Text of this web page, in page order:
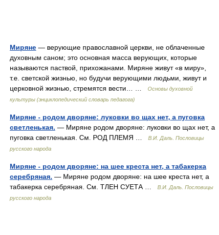
Миряне — верующие православной церкви, не облаченные
духовным саном; это основная масса верующих, которые
называются паствой, прихожанами. Миряне живут «в миру»,
т.е. светской жизнью, но будучи верующими людьми, живут и
церковной жизнью, стремятся вести… …
Основы духовной
культуры (энциклопедический словарь педагога)
Миряне - родом дворяне: луковки во щах нет, а пуговка
светленькая. — Миряне родом дворяне: луковки во щах нет, а
пуговка светленькая. См. РОД ПЛЕМЯ …
В.И. Даль. Пословицы
русского народа
Миряне - родом дворяне: на шее креста нет, а табакерка
серебряная. — Миряне родом дворяне: на шее креста нет, а
табакерка серебряная. См. ТЛЕН СУЕТА …
В.И. Даль. Пословицы
русского народа